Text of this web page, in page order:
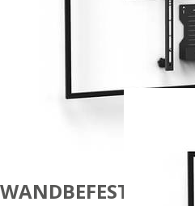
WANDBEFESTIGUNG